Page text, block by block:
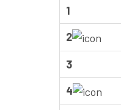
1
2
3
4